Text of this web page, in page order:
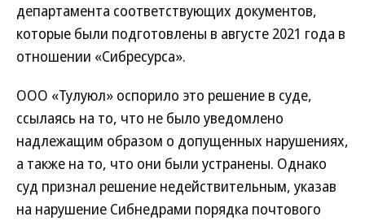
департамента соответствующих документов,
которые были подготовлены в августе 2021 года в
отношении «Сибресурса».
ООО «Тулуюл» оспорило это решение в суде,
ссылаясь на то, что не было уведомлено
надлежащим образом о допущенных нарушениях,
а также на то, что они были устранены. Однако
суд признал решение недействительным, указав
на нарушение Сибнедрами порядка почтового